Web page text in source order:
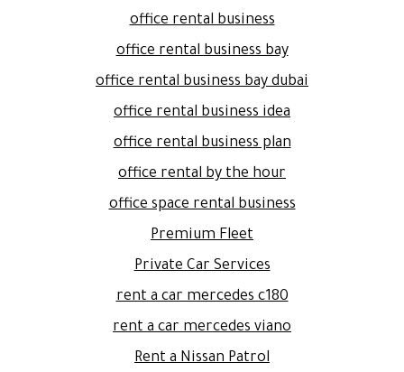
office rental business
office rental business bay
office rental business bay dubai
office rental business idea
office rental business plan
office rental by the hour
office space rental business
Premium Fleet
Private Car Services
rent a car mercedes c180
rent a car mercedes viano
Rent a Nissan Patrol